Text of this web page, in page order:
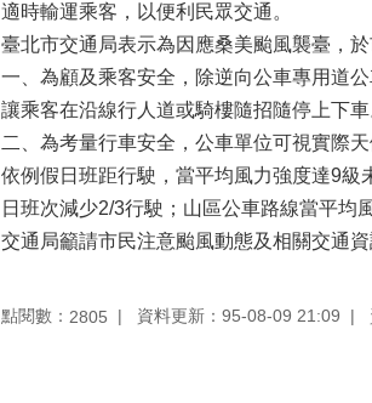
適時輸運乘客，以便利民眾交通。
臺北市交通局表示為因應桑美颱風襲臺，
一、為顧及乘客安全，除逆向公車專用道
讓乘客在沿線行人道或騎樓隨招隨停上下車
二、為考量行車安全，公車單位可視實際
依例假日班距行駛，當平均風力強度達9
日班次減少2/3行駛；山區公車路線當平均
交通局籲請市民注意颱風動態及相關交通資
點閱數： 2805 資料更新：95-08-09 21:09